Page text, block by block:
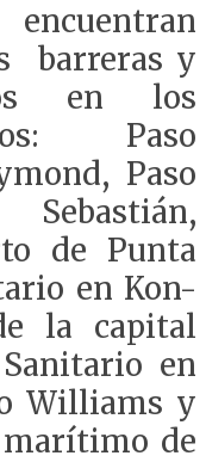
barreras y
en los
Paso
Paso
de Punta
en Kon-
la capital
en
Williams y
de